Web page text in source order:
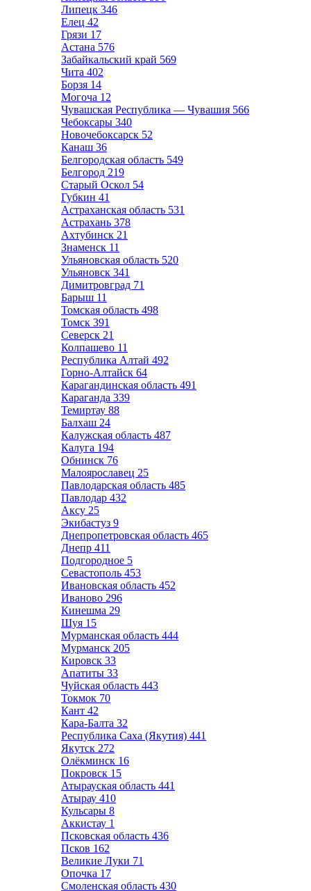
Липецк 346
Елец 42
Грязи 17
Астана 576
Забайкальский край 569
Чита 402
Борзя 14
Могоча 12
Чувашская Республика — Чувашия 566
Чебоксары 340
Новочебоксарск 52
Канаш 36
Белгородская область 549
Белгород 219
Старый Оскол 54
Губкин 41
Астраханская область 531
Астрахань 378
Ахтубинск 21
Знаменск 11
Ульяновская область 520
Ульяновск 341
Димитровград 71
Барыш 11
Томская область 498
Томск 391
Северск 21
Колпашево 11
Республика Алтай 492
Горно-Алтайск 64
Карагандинская область 491
Караганда 339
Темиртау 88
Балхаш 24
Калужская область 487
Калуга 194
Обнинск 76
Малоярославец 25
Павлодарская область 485
Павлодар 432
Аксу 25
Экибастуз 9
Днепропетровская область 465
Днепр 411
Подгородное 5
Севастополь 453
Ивановская область 452
Иваново 296
Кинешма 29
Шуя 15
Мурманская область 444
Мурманск 205
Кировск 33
Апатиты 33
Чуйская область 443
Токмок 70
Кант 42
Кара-Балта 32
Республика Саха (Якутия) 441
Якутск 272
Олёкминск 16
Покровск 15
Атырауская область 441
Атырау 410
Кульсары 8
Аккистау 1
Псковская область 436
Псков 162
Великие Луки 71
Опочка 17
Смоленская область 430